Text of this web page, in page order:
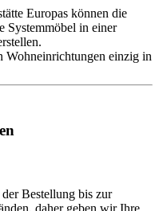
Europas können die
Systemmöbel in einer
Wohneinrichtungen einzig in
Bestellung bis zur